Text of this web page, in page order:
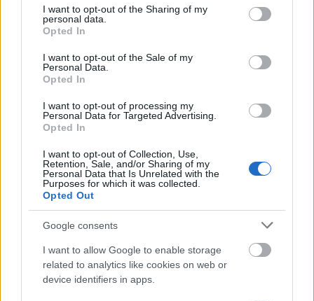
not limited to your visit or usage behaviour. You may click to
grant or deny consent to Google and its third-party tags to
use your data for below specified purposes in below Google
consent section.
I want to opt-out of the Sharing of my
personal data.
Opted In
I want to opt-out of the Sale of my
Personal Data.
Opted In
I want to opt-out of processing my
Personal Data for Targeted Advertising.
Opted In
I want to opt-out of Collection, Use,
Retention, Sale, and/or Sharing of my
Personal Data that Is Unrelated with the
Purposes for which it was collected.
Opted Out
Google consents
I want to allow Google to enable storage
related to analytics like cookies on web or
device identifiers in apps.
Odmiana:faryzeuszeczyfaryzeuszowie
Odmiana:karabinu
Ciekawostki
Wenedowie— Pochodzenie nazwyWenedowie
krokodyle łzy — Skąd ten krokodyl?
Internet— Internetowa pułapka
Mogą Cię zainteresować również hasła